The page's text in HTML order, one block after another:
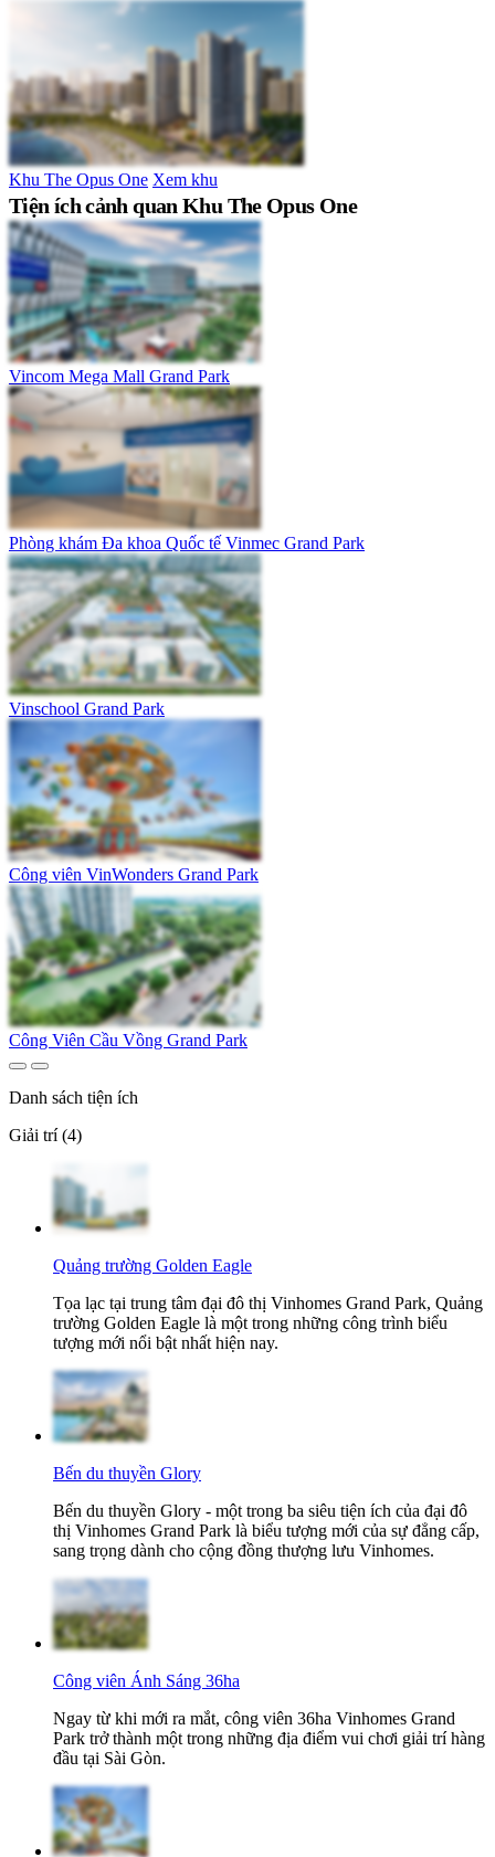
Khu The Opus One Xem khu
Tiện ích cảnh quan Khu The Opus One
Vincom Mega Mall Grand Park
Phòng khám Đa khoa Quốc tế Vinmec Grand Park
Vinschool Grand Park
Công viên VinWonders Grand Park
Công Viên Cầu Vồng Grand Park
Danh sách tiện ích
Giải trí (4)
Quảng trường Golden Eagle
Tọa lạc tại trung tâm đại đô thị Vinhomes Grand Park, Quảng
trường Golden Eagle là một trong những công trình biểu
tượng mới nổi bật nhất hiện nay.
Bến du thuyền Glory
Bến du thuyền Glory - một trong ba siêu tiện ích của đại đô
thị Vinhomes Grand Park là biểu tượng mới của sự đẳng cấp,
sang trọng dành cho cộng đồng thượng lưu Vinhomes.
Công viên Ánh Sáng 36ha
Ngay từ khi mới ra mắt, công viên 36ha Vinhomes Grand
Park trở thành một trong những địa điểm vui chơi giải trí hàng
đầu tại Sài Gòn.